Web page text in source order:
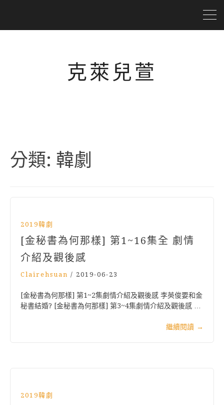
克萊兒萱
分類: 韓劇
2019韓劇
[金秘書為何那樣] 第1~16集全 劇情
介紹及觀後感
Clairehsuan / 2019-06-23
[金秘書為何那樣] 第1~2集劇情介紹及觀後感 李英俊要和金
秘書結婚? [金秘書為何那樣] 第3~4集劇情介紹及觀後感 …
繼續閱讀 →
2019韓劇